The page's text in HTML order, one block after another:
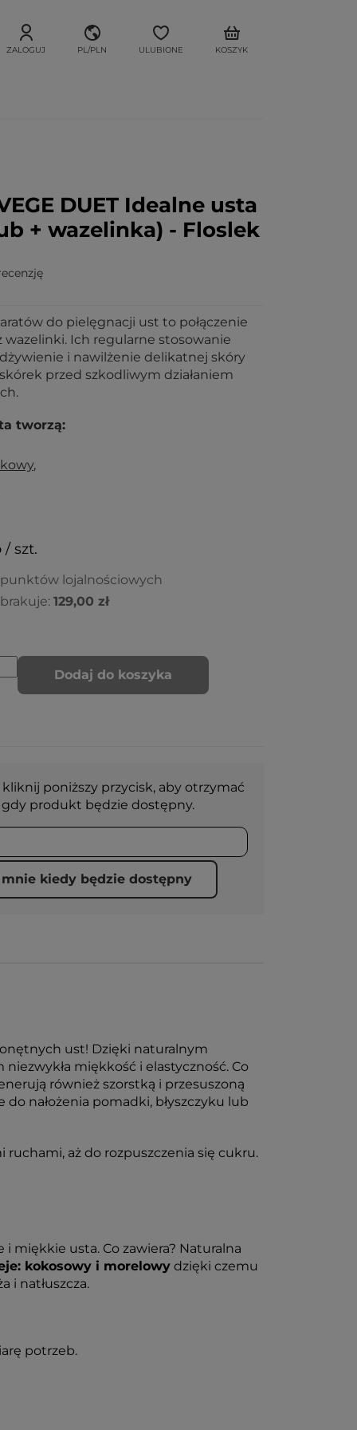
ZALOGUJ PL/PLN ULUBIONE KOSZYK
DUET Idealne usta
+ wazelinka) - Floslek
do pielęgnacji ust to połączenie
Ich regularne stosowanie
i nawilżenie delikatnej skóry
przed szkodliwym działaniem
tworzą:
,
szt.
lojalnościowych
129,00 zł
Dodaj do koszyka
poniższy przycisk, aby otrzymać
produkt będzie dostępny.
kiedy będzie dostępny
ust! Dzięki naturalnym
miękkość i elastyczność. Co
również szorstką i przesuszoną
nałożenia pomadki, błyszczyku lub
aż do rozpuszczenia się cukru.
miękkie usta. Co zawiera? Naturalna
kokosowy i morelowy dzięki czemu
i natłuszcza.
potrzeb.